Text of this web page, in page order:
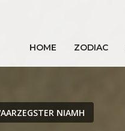
HOME ZODIAC
NIAMH